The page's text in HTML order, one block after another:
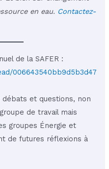
en eau. Contactez-
de la SAFER :
006643540bb9d5b3d47
et questions, non
de travail mais
groupes Énergie et
de futures réflexions à